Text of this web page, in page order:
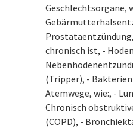
Geschlechtsorgane,
chronisch ist, -
(Tripper), -
Atemwege, wie:, -
Chronisch
(COPD), -